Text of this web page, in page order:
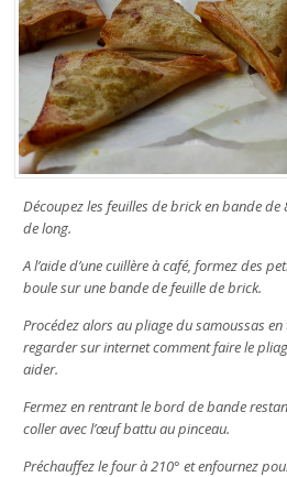
Découpez les feuilles de brick en bande
de long.
A l’aide d’une cuillère à café, formez des
boule sur une bande de feuille de brick.
Procédez alors au pliage du samoussas en
regarder sur internet comment faire le
aider.
Fermez en rentrant le bord de bande
coller avec l’œuf battu au pinceau.
Préchauffez le four à 210° et enfournez